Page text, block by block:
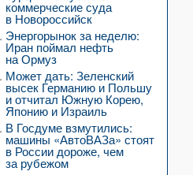
коммерческие суда
в Новороссийск
Энергорынок за неделю:
Иран поймал нефть
на Ормуз
Может дать: Зеленский
высек Германию и Польшу
и отчитал Южную Корею,
Японию и Израиль
В Госдуме взмутились:
машины «АвтоВАЗа» стоят
в России дороже, чем
за рубежом